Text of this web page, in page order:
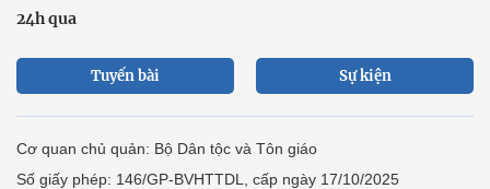
24h qua
Tuyến bài Sự kiện
Cơ quan chủ quản: Bộ Dân tộc và Tôn giáo
Số giấy phép: 146/GP-BVHTTDL, cấp ngày 17/10/2025